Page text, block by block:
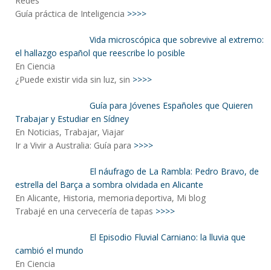
Guía práctica de Inteligencia >>>>
Vida microscópica que sobrevive al extremo:
el hallazgo español que reescribe lo posible
En Ciencia
¿Puede existir vida sin luz, sin >>>>
Guía para Jóvenes Españoles que Quieren
Trabajar y Estudiar en Sídney
En Noticias, Trabajar, Viajar
Ir a Vivir a Australia: Guía para >>>>
El náufrago de La Rambla: Pedro Bravo, de
estrella del Barça a sombra olvidada en Alicante
En Alicante, Historia, memoria deportiva, Mi blog
Trabajé en una cervecería de tapas >>>>
El Episodio Fluvial Carniano: la lluvia que
cambió el mundo
En Ciencia